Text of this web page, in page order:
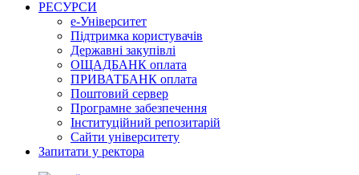
РЕСУРСИ
е-Університет
Підтримка користувачів
Державні закупівлі
ОЩАДБАНК оплата
ПРИВАТБАНК оплата
Поштовий сервер
Програмне забезпечення
Інституційний репозитарій
Сайти університету
Запитати у ректора